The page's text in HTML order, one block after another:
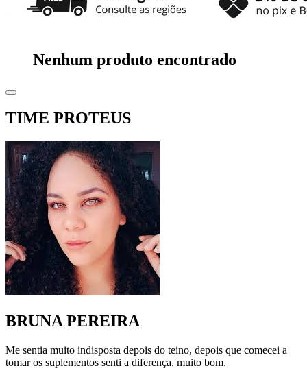
Nenhum produto encontrado
TIME PROTEUS
BRUNA PEREIRA
Me sentia muito indisposta depois do teino, depois que comecei a
tomar os suplementos senti a diferença, muito bom.